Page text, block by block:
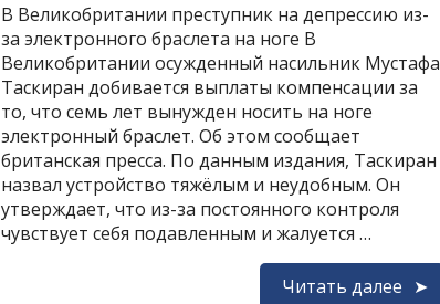
В Великобритании преступник на депрессию из-
за электронного браслета на ноге В
Великобритании осужденный насильник Мустафа
Таскиран добивается выплаты компенсации за
то, что семь лет вынужден носить на ноге
электронный браслет. Об этом сообщает
британская пресса. По данным издания, Таскиран
назвал устройство тяжёлым и неудобным. Он
утверждает, что из-за постоянного контроля
чувствует себя подавленным и жалуется …
Читать далее